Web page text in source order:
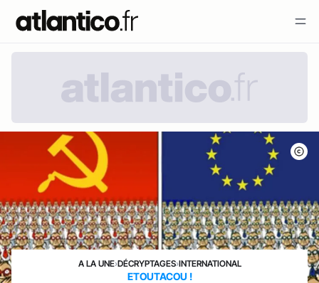
A LA UNE›DÉCRYPTAGES›INTERNATIONAL
ETOUTACOU !